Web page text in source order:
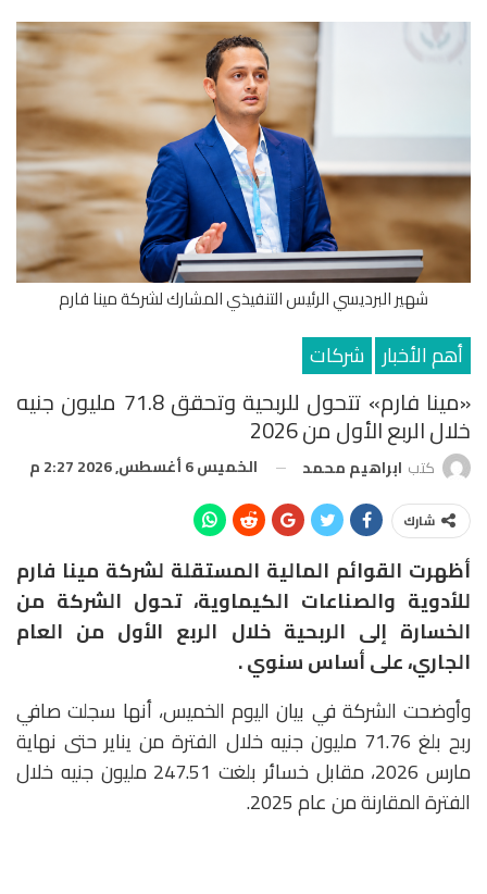
شهير البرديسي الرئيس التنفيذي المشارك لشركة مينا فارم
أهم الأخبار شركات
«مينا فارم» تتحول للربحية وتحقق 71.8 مليون جنيه
خلال الربع الأول من 2026
كتب ابراهيم محمد الخميس 6 أغسطس, 2026 2:27 م
شارك
أظهرت القوائم المالية المستقلة لشركة مينا فارم
للأدوية والصناعات الكيماوية، تحول الشركة من
الخسارة إلى الربحية خلال الربع الأول من العام
الجاري، على أساس سنوي .
وأوضحت الشركة في بيان اليوم الخميس، أنها سجلت صافي
ربح بلغ 71.76 مليون جنيه خلال الفترة من يناير حتى نهاية
مارس 2026، مقابل خسائر بلغت 247.51 مليون جنيه خلال
الفترة المقارنة من عام 2025.